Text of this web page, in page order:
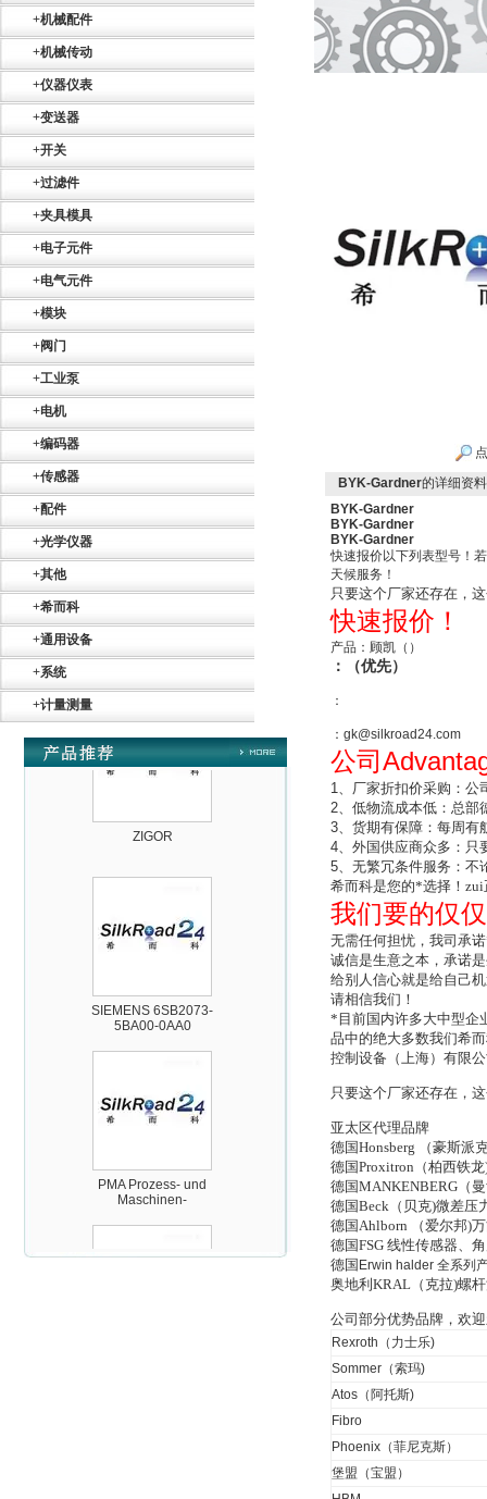
+机械配件
+机械传动
+仪器仪表
+变送器
+开关
+过滤件
+夹具模具
+电子元件
+电气元件
+模块
+阀门
+工业泵
+电机
+编码器
+传感器
+配件
+光学仪器
+其他
+希而科
+通用设备
+系统
+计量测量
SR+KH-AFB AF24-
德国HBM
Automation GmbH
BYK-Gardner的详细资
BYK-Gardner
BYK-Gardner
BYK-Gardner
快速报价以下列表型号！
天候服务！
只要这个厂家还存在，
快速报价！
产品：顾凯（）
：（优先）
：
：gk@silkroad24.com
公司
1、厂家折扣价采购：公
2、低物流成本低：总部
3、货期有保障：每周有
4、外国供应商众多：只
5、无繁冗条件服务：不
希而科是您的*选择！
我们要的仅
无需任何担忧，我司承诺
诚信是生意之本，承诺
给别人信心就是给自己
请相信我们！
*目前国内许多大中型企
品中的绝大多数我们希
控制设备（上海）有限
只要这个厂家还存在，
亚太区代理品牌
德国Honsberg （豪斯派
德国Proxitron（柏西铁
德国MANKENBERG（
德国Beck（贝克)微差压
德国Ahlborn （爱尔邦)
德国FSG 线性传感器、
德国 Erwin halder 全系列
奥地利KRAL（克拉)螺
公司部分优势品牌，欢
Rexroth（力士乐)
Sommer（索玛)
Atos（阿托斯)
Fibro
Phoenix（菲尼克斯）
堡盟（宝盟）